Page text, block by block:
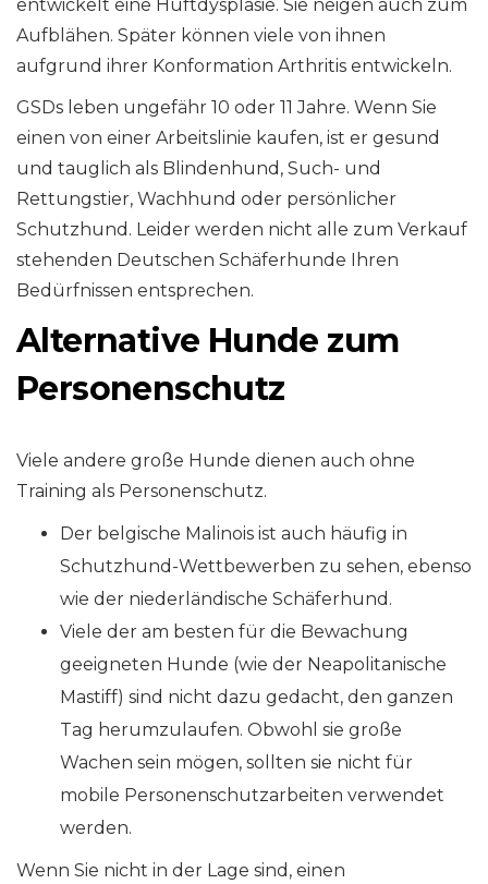
entwickelt eine Hüftdysplasie. Sie neigen auch zum
Aufblähen. Später können viele von ihnen
aufgrund ihrer Konformation Arthritis entwickeln.
GSDs leben ungefähr 10 oder 11 Jahre. Wenn Sie
einen von einer Arbeitslinie kaufen, ist er gesund
und tauglich als Blindenhund, Such- und
Rettungstier, Wachhund oder persönlicher
Schutzhund. Leider werden nicht alle zum Verkauf
stehenden Deutschen Schäferhunde Ihren
Bedürfnissen entsprechen.
Alternative Hunde zum
Personenschutz
Viele andere große Hunde dienen auch ohne
Training als Personenschutz.
Der belgische Malinois ist auch häufig in
Schutzhund-Wettbewerben zu sehen, ebenso
wie der niederländische Schäferhund.
Viele der am besten für die Bewachung
geeigneten Hunde (wie der Neapolitanische
Mastiff) sind nicht dazu gedacht, den ganzen
Tag herumzulaufen. Obwohl sie große
Wachen sein mögen, sollten sie nicht für
mobile Personenschutzarbeiten verwendet
werden.
Wenn Sie nicht in der Lage sind, einen